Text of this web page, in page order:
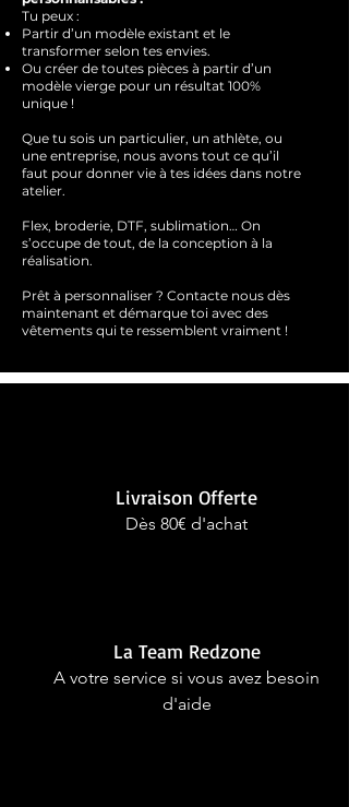
Tu peux :
Partir d’un modèle existant et le
transformer selon tes envies.
Ou créer de toutes pièces à partir d’un
modèle vierge pour un résultat 100%
unique !
Que tu sois un particulier, un athlète, ou
une entreprise, nous avons tout ce qu’il
faut pour donner vie à tes idées dans notre
atelier.
Flex, broderie, DTF, sublimation… On
s’occupe de tout, de la conception à la
réalisation.
Prêt à personnaliser ? Contacte nous dès
maintenant et démarque toi avec des
vêtements qui te ressemblent vraiment !
Livraison Offerte
Dès 80€ d'achat
La Team Redzone
A votre service si vous avez besoin
d'aide